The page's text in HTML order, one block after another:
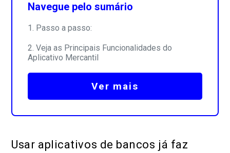
Usar aplicativos de bancos já faz
Navegue pelo sumário
Passo a passo:
Veja as Principais Funcionalidades do
Aplicativo Mercantil
Ver mais